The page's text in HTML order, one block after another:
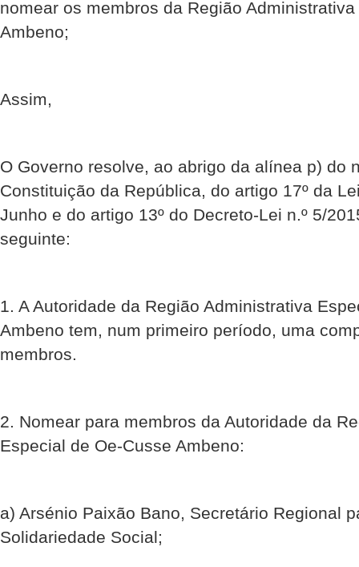
nomear os membros da Região
Ambeno;
Assim,
O Governo resolve, ao abrigo da alínea p) do
Constituição da República, do artigo 17º da
Junho e do artigo 13º do Decreto-Lei n.º 5/
seguinte:
1. A Autoridade da Região Administrativa
Ambeno tem, num primeiro período, uma
membros.
2. Nomear para membros da Autoridade da
Especial de Oe-Cusse Ambeno:
a) Arsénio Paixão Bano, Secretário Regional
Solidariedade Social;